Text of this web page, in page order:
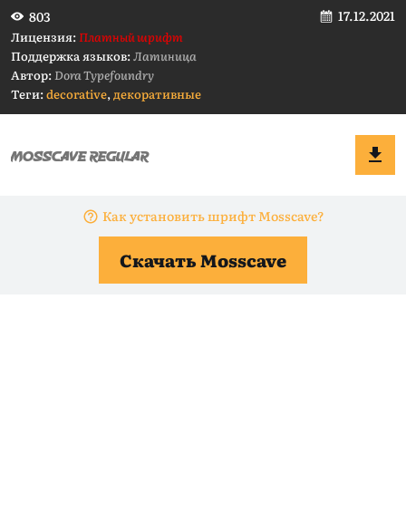
803 17.12.2021
Лицензия:Платный шрифт
Поддержка языков:Латиница
Автор:Dora Typefoundry
Теги:decorative,декоративные
Как установить шрифт Mosscave?
Скачать Mosscave